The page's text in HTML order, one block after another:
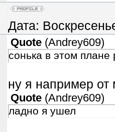
Дата:
Quote (Andrey609)
сонька в этом плане
ну я например от
Quote (Andrey609)
ладно я ушел